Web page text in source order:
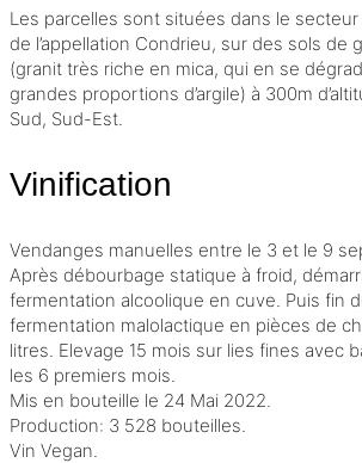
Les parcelles sont situées dans le
de l’appellation Condrieu, sur des sols de
(granit très riche en mica, qui en se
grandes proportions d’argile) à 300m
Sud, Sud-Est.
Vinification
Vendanges manuelles entre le 3 et le 9
Après débourbage statique à froid,
fermentation alcoolique en cuve. Puis fin
fermentation malolactique en pièces de
litres. Elevage 15 mois sur lies fines avec
les 6 premiers mois.
Mis en bouteille le 24 Mai 2022.
Production: 3 528 bouteilles.
Vin Vegan.